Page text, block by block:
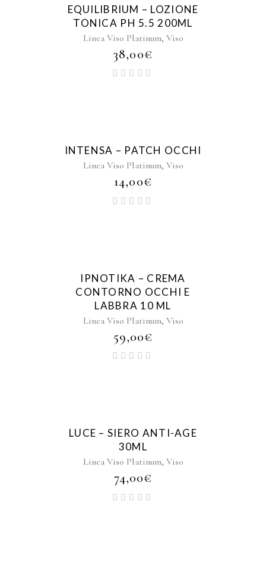
EQUILIBRIUM – LOZIONE
TONICA PH 5.5 200ML
Linea Viso Platinum, Viso
38,00€
INTENSA – PATCH OCCHI
Linea Viso Platinum, Viso
14,00€
IPNOTIKA – CREMA
CONTORNO OCCHI E
LABBRA 10 ML
Linea Viso Platinum, Viso
59,00€
LUCE – SIERO ANTI-AGE
30ML
Linea Viso Platinum, Viso
74,00€